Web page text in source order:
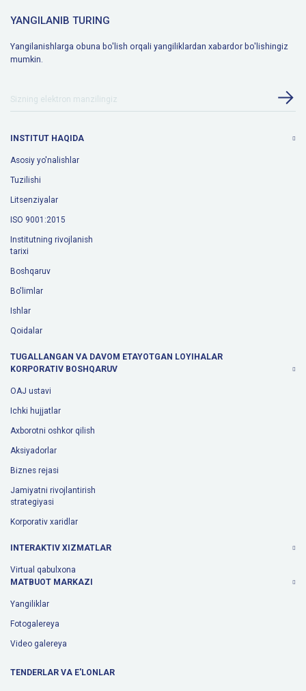
YANGILANIB TURING
Yangilanishlarga obuna bo'lish orqali yangiliklardan xabardor bo'lishingiz
mumkin.
INSTITUT HAQIDA
Asosiy yo'nalishlar
Tuzilishi
Litsenziyalar
ISO 9001:2015
Institutning rivojlanish
tarixi
Boshqaruv
Bo'limlar
Ishlar
Qoidalar
TUGALLANGAN VA DAVOM ETAYOTGAN LOYIHALAR
KORPORATIV BOSHQARUV
OAJ ustavi
Ichki hujjatlar
Axborotni oshkor qilish
Aksiyadorlar
Biznes rejasi
Jamiyatni rivojlantirish
strategiyasi
Korporativ xaridlar
INTERAKTIV XIZMATLAR
Virtual qabulxona
MATBUOT MARKAZI
Yangiliklar
Fotogalereya
Video galereya
TENDERLAR VA E'LONLAR